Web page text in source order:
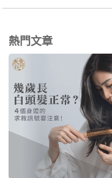
熱門文章